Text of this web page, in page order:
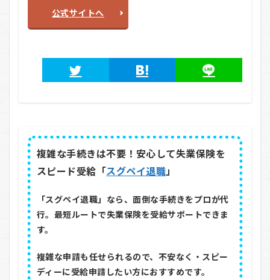
公式サイトへ
複雑な手続きは不要！安心して失業保険を
スピード受給「スグペイ退職」
「スグペイ退職」なら、面倒な手続きをプロが代
行。最短ルートで失業保険を受給サポートできま
す。
複雑な申請も任せられるので、不安なく・スピー
ディーに受給申請したい方におすすめです。